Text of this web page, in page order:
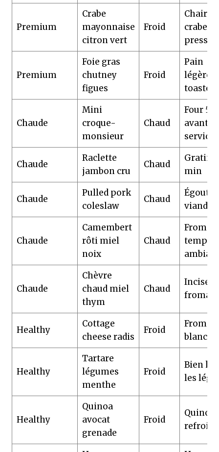
Premium
Crabe
mayonnaise
citron vert
Froid
Chair de
crabe
pressée
Premium
Foie gras
chutney
figues
Froid
Pain
toasté
Chaude
Mini
croque-
monsieur
Chaud
Four 5
avant
service
Chaude
Raclette
jambon cru
Chaud
min
Chaude
Pulled pork
coleslaw
Chaud
viande
Chaude
Camembert
rôti miel
noix
Chaud
Chaude
Chèvre
chaud miel
thym
Chaud
Inciser
Healthy
Cottage
cheese radis
Froid
blanc
Healthy
Tartare
légumes
menthe
Froid
Bien
les
Healthy
Quinoa
avocat
grenade
Froid
Quinoa
refroidi